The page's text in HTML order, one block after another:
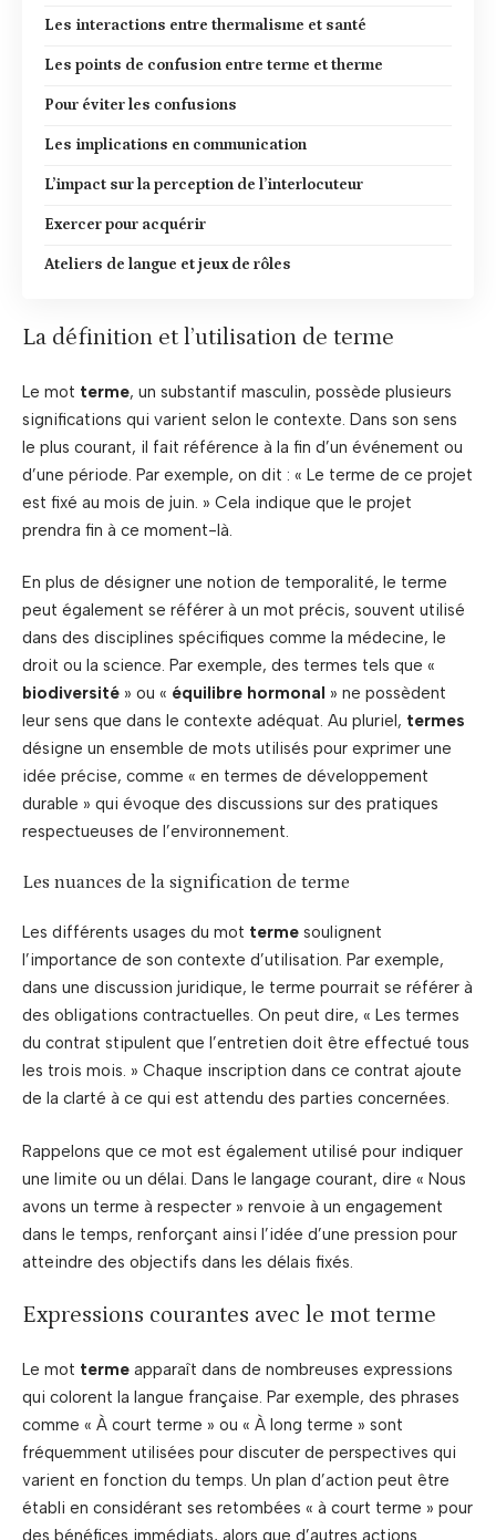
Les interactions entre thermalisme et santé
Les points de confusion entre terme et therme
Pour éviter les confusions
Les implications en communication
L’impact sur la perception de l’interlocuteur
Exercer pour acquérir
Ateliers de langue et jeux de rôles
La définition et l’utilisation de terme
Le mot terme, un substantif masculin, possède plusieurs
significations qui varient selon le contexte. Dans son sens
le plus courant, il fait référence à la fin d’un événement ou
d’une période. Par exemple, on dit : « Le terme de ce projet
est fixé au mois de juin. » Cela indique que le projet
prendra fin à ce moment-là.
En plus de désigner une notion de temporalité, le terme
peut également se référer à un mot précis, souvent utilisé
dans des disciplines spécifiques comme la médecine, le
droit ou la science. Par exemple, des termes tels que «
biodiversité » ou « équilibre hormonal » ne possèdent
leur sens que dans le contexte adéquat. Au pluriel, termes
désigne un ensemble de mots utilisés pour exprimer une
idée précise, comme « en termes de développement
durable » qui évoque des discussions sur des pratiques
respectueuses de l’environnement.
Les nuances de la signification de terme
Les différents usages du mot terme soulignent
l’importance de son contexte d’utilisation. Par exemple,
dans une discussion juridique, le terme pourrait se référer à
des obligations contractuelles. On peut dire, « Les termes
du contrat stipulent que l’entretien doit être effectué tous
les trois mois. » Chaque inscription dans ce contrat ajoute
de la clarté à ce qui est attendu des parties concernées.
Rappelons que ce mot est également utilisé pour indiquer
une limite ou un délai. Dans le langage courant, dire « Nous
avons un terme à respecter » renvoie à un engagement
dans le temps, renforçant ainsi l’idée d’une pression pour
atteindre des objectifs dans les délais fixés.
Expressions courantes avec le mot terme
Le mot terme apparaît dans de nombreuses expressions
qui colorent la langue française. Par exemple, des phrases
comme « À court terme » ou « À long terme » sont
fréquemment utilisées pour discuter de perspectives qui
varient en fonction du temps. Un plan d’action peut être
établi en considérant ses retombées « à court terme » pour
des bénéfices immédiats, alors que d’autres actions